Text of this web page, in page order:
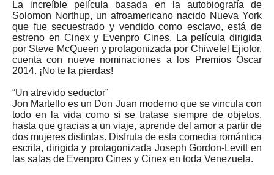
La increíble película basada en la autobiografía de
Solomon Northup, un afroamericano nacido Nueva York
que fue secuestrado y vendido como esclavo, está de
estreno en Cinex y Evenpro Cines. La película dirigida
por Steve McQueen y protagonizada por Chiwetel Ejiofor,
cuenta con nueve nominaciones a los Premios Óscar
2014. ¡No te la pierdas!
“Un atrevido seductor”
Jon Martello es un Don Juan moderno que se vincula con
todo en la vida como si se tratase siempre de objetos,
hasta que gracias a un viaje, aprende del amor a partir de
dos mujeres distintas. Disfruta de esta comedia romántica
escrita, dirigida y protagonizada Joseph Gordon-Levitt en
las salas de Evenpro Cines y Cinex en toda Venezuela.